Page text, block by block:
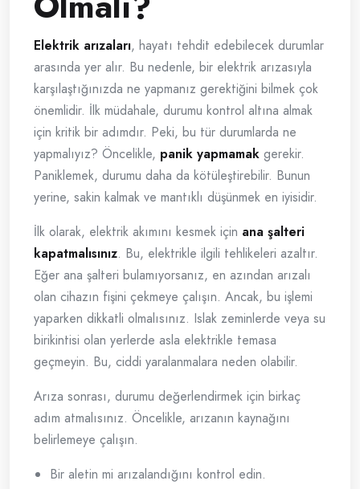
Elektrik arızaları, hayatı tehdit edebilecek durumlar
arasında yer alır. Bu nedenle, bir elektrik arızasıyla
karşılaştığınızda ne yapmanız gerektiğini bilmek çok
önemlidir. İlk müdahale, durumu kontrol altına almak
için kritik bir adımdır. Peki, bu tür durumlarda ne
yapmalıyız? Öncelikle, panik yapmamak gerekir.
Paniklemek, durumu daha da kötüleştirebilir. Bunun
yerine, sakin kalmak ve mantıklı düşünmek en iyisidir.
İlk olarak, elektrik akımını kesmek için ana şalteri
kapatmalısınız. Bu, elektrikle ilgili tehlikeleri azaltır.
Eğer ana şalteri bulamıyorsanız, en azından arızalı
olan cihazın fişini çekmeye çalışın. Ancak, bu işlemi
yaparken dikkatli olmalısınız. Islak zeminlerde veya su
birikintisi olan yerlerde asla elektrikle temasa
geçmeyin. Bu, ciddi yaralanmalara neden olabilir.
Arıza sonrası, durumu değerlendirmek için birkaç
adım atmalısınız. Öncelikle, arızanın kaynağını
belirlemeye çalışın.
Bir aletin mi arızalandığını kontrol edin.